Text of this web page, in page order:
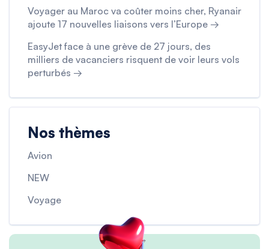
Voyager au Maroc va coûter moins cher, Ryanair
ajoute 17 nouvelles liaisons vers l’Europe →
EasyJet face à une grève de 27 jours, des
milliers de vacanciers risquent de voir leurs vols
perturbés →
Nos thèmes
Avion
NEW
Voyage